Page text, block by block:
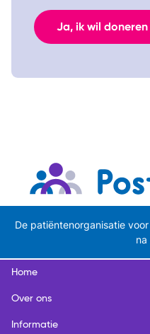
Ja, ik wil doneren
De patiëntenorganisatie
na
Home
Over ons
Informatie